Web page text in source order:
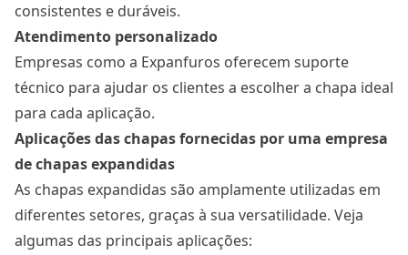
consistentes e duráveis.
Atendimento personalizado
Empresas como a Expanfuros oferecem suporte
técnico para ajudar os clientes a escolher a chapa ideal
para cada aplicação.
Aplicações das chapas fornecidas por uma empresa
de chapas expandidas
As chapas expandidas são amplamente utilizadas em
diferentes setores, graças à sua versatilidade. Veja
algumas das principais aplicações: